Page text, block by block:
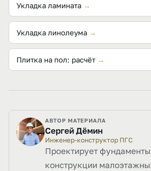
Укладка ламината →
Укладка линолеума →
Плитка на пол: расчёт →
АВТОР МАТЕРИАЛА
Сергей Дёмин
Инженер-конструктор ПГС
Проектирует
конструкции